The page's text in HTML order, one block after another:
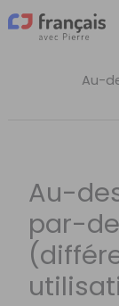
Aller
au
Au-
Au-
par-